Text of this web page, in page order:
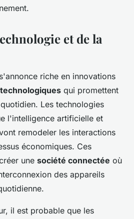
et de la
s'annonce riche en innovations
qui promettent
Les technologies
l'intelligence artificielle et
remodeler les interactions
économiques. Ces
une société connectée où
des appareils
il est probable que les